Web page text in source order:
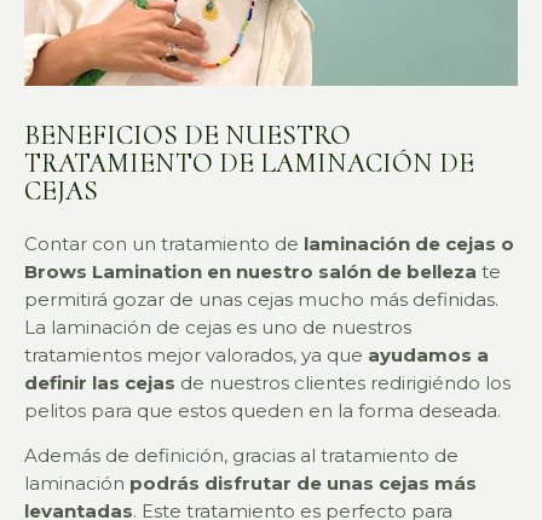
BENEFICIOS DE NUESTRO
TRATAMIENTO DE LAMINACIÓN DE
CEJAS
Contar con un tratamiento de laminación de cejas o
Brows Lamination en nuestro salón de belleza te
permitirá gozar de unas cejas mucho más definidas.
La laminación de cejas es uno de nuestros
tratamientos mejor valorados, ya que ayudamos a
definir las cejas de nuestros clientes redirigiéndo los
pelitos para que estos queden en la forma deseada.
Además de definición, gracias al tratamiento de
laminación podrás disfrutar de unas cejas más
levantadas. Este tratamiento es perfecto para